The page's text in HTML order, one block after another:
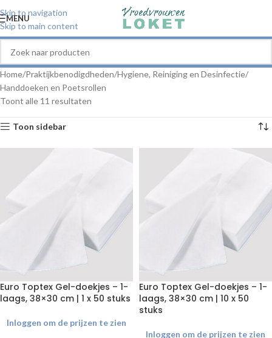
Skip to navigation
Skip to main content
MENU
Home Praktijkbenodigdheden Hygiene, Reiniging en Desinfectie
Handdoeken en Poetsrollen
Toont alle 11 resultaten
Toon sidebar
Euro Toptex Gel-doekjes – 1-
laags, 38×30 cm | 1 x 50 stuks
Inloggen om de prijzen te zien
Euro Toptex Gel-doekjes – 1-
laags, 38×30 cm | 10 x 50
stuks
Inloggen om de prijzen te zien